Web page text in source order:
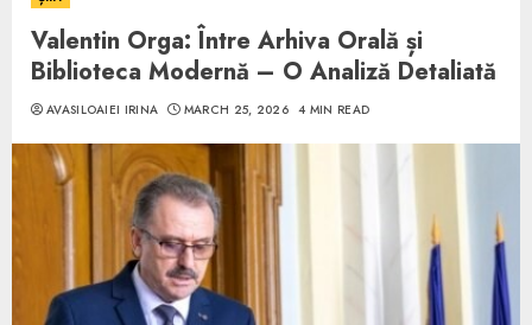
Valentin Orga: Între Arhiva Orală și
Biblioteca Modernă – O Analiză Detaliată
AVASILOAIEI IRINA MARCH 25, 2026 4 MIN READ